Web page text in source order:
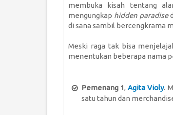
membuka kisah tentang
mengungkap hidden paradise
di sana sambil bercengkrama
Meski raga tak bisa
menentukan beberapa nama
Pemenang 1,Agita Violy.
satu tahun dan